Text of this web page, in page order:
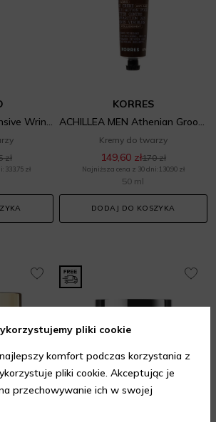
Vital Perfection Intensive Wrinklespot Treatment
zł
333,75 zł
KORRES
ACHILLEA MEN Athenian Grooming Anti-Aging Face Cream
Kremy do twarzy
149,60 zł170 zł
Najniższa cena z 30 dni: 130,90 zł
50 ml
DODAJ DO KOSZYKA
pliki cookie
komfort podczas korzystania z
pliki cookie. Akceptując je
przechowywanie ich w swojej